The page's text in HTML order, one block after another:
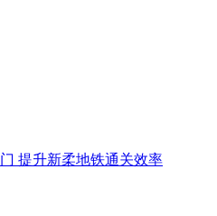
提升新柔地铁通关效率